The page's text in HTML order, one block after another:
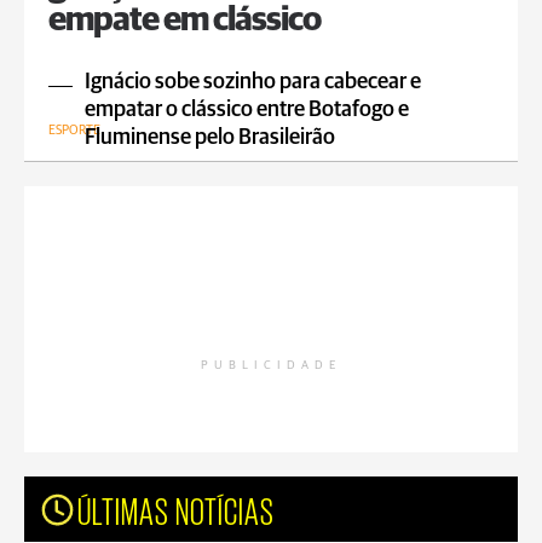
empate em clássico
Ignácio sobe sozinho para cabecear e
empatar o clássico entre Botafogo e
Fluminense pelo Brasileirão
ESPORTE
PUBLICIDADE
ÚLTIMAS NOTÍCIAS